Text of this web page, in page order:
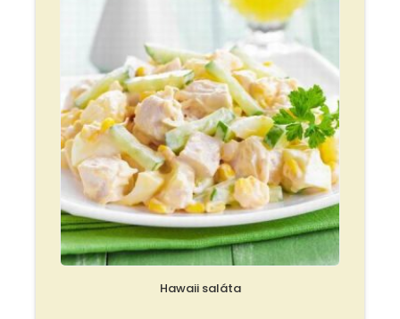
Hawaii saláta